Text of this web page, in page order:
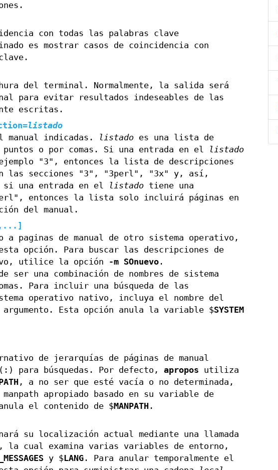
con todas las palabras clave
es mostrar casos de coincidencia con
del terminal. Normalmente, la salida será
para evitar resultados indeseables de las
escritas.
listado
manual indicadas.
listadoes una lista de
puntos o por comas. Si una entrada en el
listado
"3", entonces la lista de descripciones
las secciones "3", "3perl", "3x" y, así,
si una entrada en el
listadotiene una
entonces la lista solo incluirá páginas en
del manual.
a paginas de manual de otro sistema operativo,
opción. Para buscar las descripciones de
utilice la opción
-m SOnuevo.
ser una combinación de nombres de sistema
Para incluir una búsqueda de las
operativo nativo, incluya el nombre del
argumento. Esta opción anula la variable $SYSTEM
de jerarquías de páginas de manual
para búsquedas. Por defecto, apropos utiliza
, a no ser que esté vacía o no determinada,
apropiado basado en su variable de
el contenido de $MANPATH .
su localización actual mediante una llamada
, la cual examina varias variables de entorno,
y $LANG. Para anular temporalmente el